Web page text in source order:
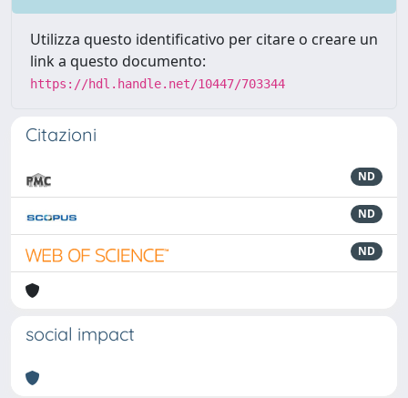
Utilizza questo identificativo per citare o creare un
link a questo documento:
https://hdl.handle.net/10447/703344
Citazioni
ND
ND
ND
social impact